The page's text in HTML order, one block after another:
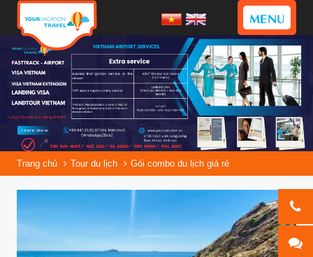
MENU
Trang chủ Tour du lịch Gói combo du lịch giá rẻ